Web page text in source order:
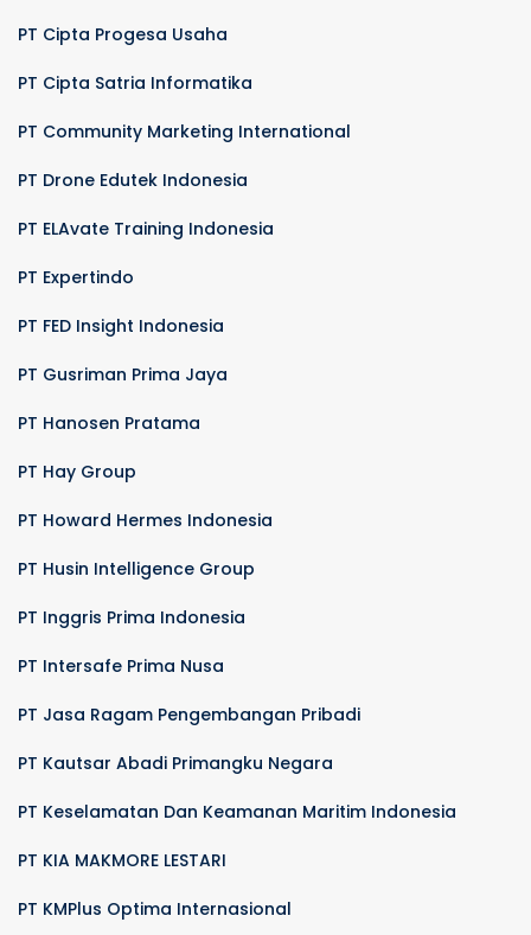
PT Cipta Progesa Usaha
PT Cipta Satria Informatika
PT Community Marketing International
PT Drone Edutek Indonesia
PT ELAvate Training Indonesia
PT Expertindo
PT FED Insight Indonesia
PT Gusriman Prima Jaya
PT Hanosen Pratama
PT Hay Group
PT Howard Hermes Indonesia
PT Husin Intelligence Group
PT Inggris Prima Indonesia
PT Intersafe Prima Nusa
PT Jasa Ragam Pengembangan Pribadi
PT Kautsar Abadi Primangku Negara
PT Keselamatan Dan Keamanan Maritim Indonesia
PT KIA MAKMORE LESTARI
PT KMPlus Optima Internasional